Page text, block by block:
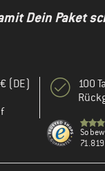
Dein Paket
(DE)
100
So